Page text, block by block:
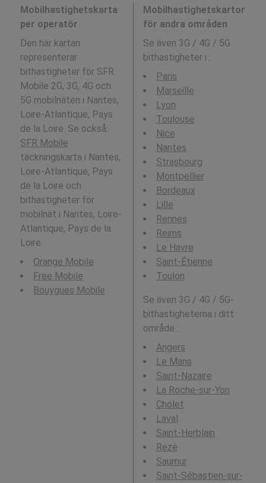
Mobilhastighetskarta
per operatör
Den här kartan
representerar
bithastigheter för SFR
Mobile 2G, 3G, 4G och
5G mobilnäten i Nantes,
Loire-Atlantique, Pays
de la Loire. Se också:
SFR Mobile
täckningskarta i Nantes,
Loire-Atlantique, Pays
de la Loire och
bithastigheter för
mobilnät i Nantes, Loire-
Atlantique, Pays de la
Loire.
Orange Mobile
Free Mobile
Bouygues Mobile
Mobilhastighetskartor
för andra områden
Se även 3G / 4G / 5G
bithastigheter i :
Paris
Marseille
Lyon
Toulouse
Nice
Nantes
Strasbourg
Montpellier
Bordeaux
Lille
Rennes
Reims
Le Havre
Saint-Étienne
Toulon
Se även 3G / 4G / 5G-
bithastigheterna i ditt
område :
Angers
Le Mans
Saint-Nazaire
La Roche-sur-Yon
Cholet
Laval
Saint-Herblain
Rezé
Saumur
Saint-Sébastien-sur-